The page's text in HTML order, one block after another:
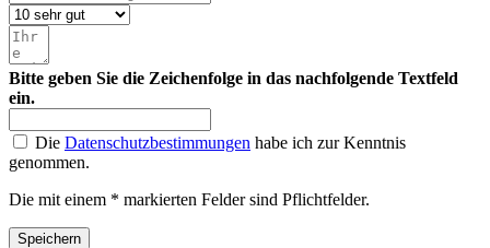
Bitte geben Sie die Zeichenfolge in das nachfolgende Textfeld
ein.
Die Datenschutzbestimmungen habe ich zur Kenntnis
genommen.
Die mit einem * markierten Felder sind Pflichtfelder.
Speichern